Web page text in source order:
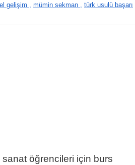
gelişim mümin sekman türk usulü başarı
sanat öğrencileri için burs